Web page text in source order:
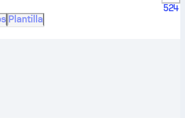
524
Plantilla